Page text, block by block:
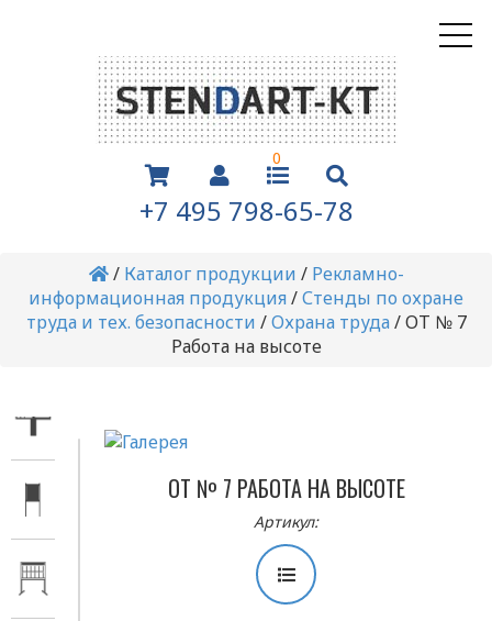
0
+7 495 798-65-78
/ Каталог продукции / Рекламно-
информационная продукция/Стенды по охране
труда и тех. безопасности /Охрана труда/ОТ № 7
Работа на высоте
ОТ № 7 РАБОТА НА ВЫСОТЕ
Артикул: